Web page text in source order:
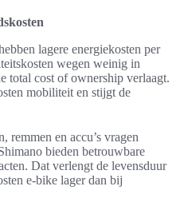
lagere energiekosten per
wegen weinig in
total cost of ownership verlaagt.
mobiliteit en stijgt de
remmen en accu’s vragen
bieden betrouwbare
Dat verlengt de levensduur
e-bike lager dan bij